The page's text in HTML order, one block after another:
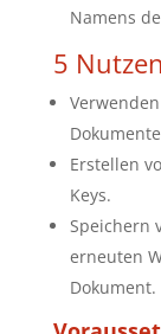
Namens
5
Erstellen
Keys.
Speichern
erneuten
Dokument.